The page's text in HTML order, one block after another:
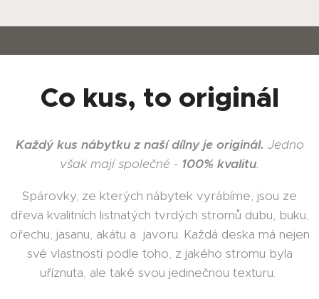
Co kus, to originál
Každý kus nábytku z naší dílny je originál. Jedno
však mají společné - 100% kvalitu.
Spárovky, ze kterých nábytek vyrábíme, jsou ze
dřeva kvalitních listnatých tvrdých stromů dubu, buku,
ořechu, jasanu, akátu a javoru. Každá deska má nejen
své vlastnosti podle toho, z jakého stromu byla
uříznuta, ale také svou jedinečnou texturu.